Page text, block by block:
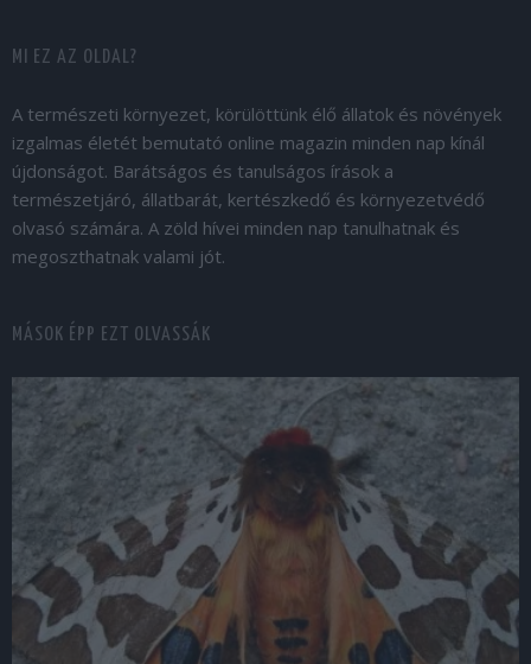
MI EZ AZ OLDAL?
A természeti környezet, körülöttünk élő állatok és növények
izgalmas életét bemutató online magazin minden nap kínál
újdonságot. Barátságos és tanulságos írások a
természetjáró, állatbarát, kertészkedő és környezetvédő
olvasó számára. A zöld hívei minden nap tanulhatnak és
megoszthatnak valami jót.
MÁSOK ÉPP EZT OLVASSÁK